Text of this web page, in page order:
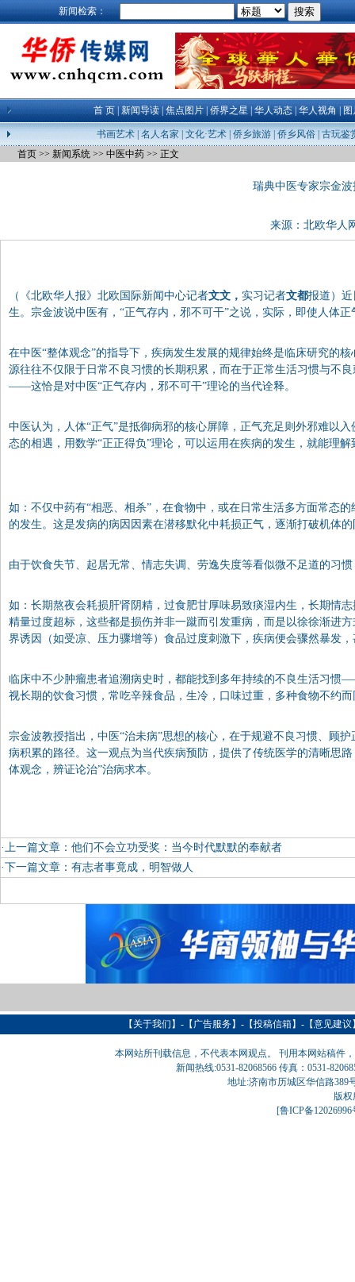
新闻检索：
首 页|新闻导读|焦点图片|侨界之星|华人动态|华人视角|图
书画艺术| 名人名家 文化·艺术| 侨乡旅游| 侨乡风俗| 古玩鉴
首页 >> 新闻系统 >> 中医中药 >> 正文
瑞典中医专家宗金
来源： 北欧华人
（《北欧华人报》北欧国际新闻中心记者文文， 实习记者文都报道）
生。宗金波说中医有，“正气存内，邪不可干”之说，实际，即使人体
在中医“整体观念”的指导下，疾病发生发展的规律始终是临床研究的
源往往不仅限于日常不良习惯的长期积累，而在于正常生活习惯与不
——这恰是对中医“正气存内，邪不可干”理论的当代诠释。
中医认为，人体“正气”是抵御病邪的核心屏障，正气充足则外邪难以
态的相遇，用数学“正正得负”理论，可以运用在疾病的发生，就能理
如：不仅中药有“相恶、相杀”，在食物中，或在日常生活多方面常态
的发生。这是发病的病因因素在潜移默化中耗损正气，逐渐打破机体
由于饮食失节、起居无常、情志失调、劳逸失度等看似微不足道的习
如：长期熬夜会耗损肝肾阴精，过食肥甘厚味易致痰湿内生，长期情
精量过度超标，这些都是损伤并非一蹴而引发重病，而是以徐徐渐进
界诱因（如受凉、压力骤增等）食品过度刺激下，疾病便会骤然暴发
临床中不少肿瘤患者追溯病史时，都能找到多年持续的不良生活习惯
视长期的饮食习惯，常吃辛辣食品，生冷，口味过重，多种食物不约
宗金波教授指出，中医“治未病”思想的核心，在于规避不良习惯、顾
病积累的路径。这一观点为当代疾病预防，提供了传统医学的清晰思
体观念，辨证论治”治病求本。
·上一篇文章： 他们不会立功受奖：当今时代默默的奉献者
·下一篇文章： 有志者事竟成，明智做人
【 关于我们 】-【 广告服务】-【投稿信箱】-【意见建
本网站所刊载信息，不代表本网观点。 刊用本网站稿件
新闻热线:0531-82068566 传真：0531-
地址:济南市历城区华信路389
版
[鲁ICP备12026996